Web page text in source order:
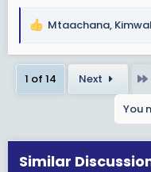
R
a
c
t
n
s
Mtaachana,
1 of 14 Next
You
Similar